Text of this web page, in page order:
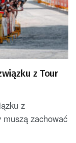
z Tour
z
zachować